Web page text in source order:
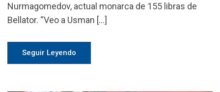
Nurmagomedov, actual monarca de 155 libras de
Bellator. “Veo a Usman […]
Seguir Leyendo